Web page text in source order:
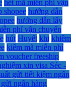
hết mã miễn phí vận
shopee hướng dẫn
hướng dẫn lấy
phí vận chuyển
hút Huyết khi khiêm
kiếm mã miễn phí
voucher freeship
xin visa Séc -
gửi tiết kiệm ngân
ngân hàng